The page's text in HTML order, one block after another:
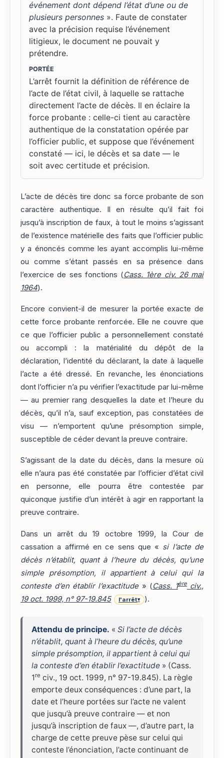
événement dont dépend l’état d’une ou de
plusieurs personnes ». Faute de constater
avec la précision requise l’événement
litigieux, le document ne pouvait y
prétendre.
PORTÉE
L’arrêt fournit la définition de référence de
l’acte de l’état civil, à laquelle se rattache
directement l’acte de décès. Il en éclaire la
force probante : celle-ci tient au caractère
authentique de la constatation opérée par
l’officier public, et suppose que l’événement
constaté — ici, le décès et sa date — le
soit avec certitude et précision.
L’acte de décès tire donc sa force probante de son
caractère authentique. Il en résulte qu’il fait foi
jusqu’à inscription de faux, à tout le moins s’agissant
de l’existence matérielle des faits que l’officier public
y a énoncés comme les ayant accomplis lui-même
ou comme s’étant passés en sa présence dans
l’exercice de ses fonctions (Cass. 1ère civ. 26 mai
1964).
Encore convient-il de mesurer la portée exacte de
cette force probante renforcée. Elle ne couvre que
ce que l’officier public a personnellement constaté
ou accompli : la matérialité du dépôt de la
déclaration, l’identité du déclarant, la date à laquelle
l’acte a été dressé. En revanche, les énonciations
dont l’officier n’a pu vérifier l’exactitude par lui-même
— au premier rang desquelles la date et l’heure du
décès, qu’il n’a, sauf exception, pas constatées de
visu — n’emportent qu’une présomption simple,
susceptible de céder devant la preuve contraire.
S’agissant de la date du décès, dans la mesure où
elle n’aura pas été constatée par l’officier d’état civil
en personne, elle pourra être contestée par
quiconque justifie d’un intérêt à agir en rapportant la
preuve contraire.
Dans un arrêt du 19 octobre 1999, la Cour de
cassation a affirmé en ce sens que « si l’acte de
décès n’établit, quant à l’heure du décès, qu’une
simple présomption, il appartient à celui qui la
conteste d’en établir l’exactitude» (Cass. 1èreciv.,
19 oct. 1999, n° 97-19.845
l'arrêt▾ ).
Attendu de principe. « Si l’acte de décès
n’établit, quant à l’heure du décès, qu’une
simple présomption, il appartient à celui qui
la conteste d’en établir l’exactitude » (Cass.
1re civ., 19 oct. 1999, n° 97-19.845). La règle
emporte deux conséquences : d’une part, la
date et l’heure portées sur l’acte ne valent
que jusqu’à preuve contraire — et non
jusqu’à inscription de faux —, d’autre part, la
charge de cette preuve pèse sur celui qui
conteste l’énonciation, l’acte continuant de